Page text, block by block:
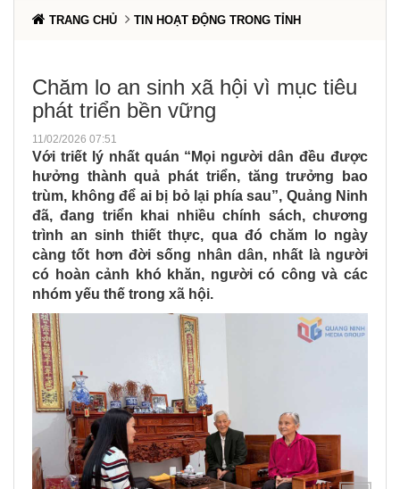
TRANG CHỦ TIN HOẠT ĐỘNG TRONG TỈNH
Chăm lo an sinh xã hội vì mục tiêu
phát triển bền vững
11/02/2026 07:51
Với triết lý nhất quán “Mọi người dân đều được
hưởng thành quả phát triển, tăng trưởng bao
trùm, không để ai bị bỏ lại phía sau”, Quảng Ninh
đã, đang triển khai nhiều chính sách, chương
trình an sinh thiết thực, qua đó chăm lo ngày
càng tốt hơn đời sống nhân dân, nhất là người
có hoàn cảnh khó khăn, người có công và các
nhóm yếu thế trong xã hội.